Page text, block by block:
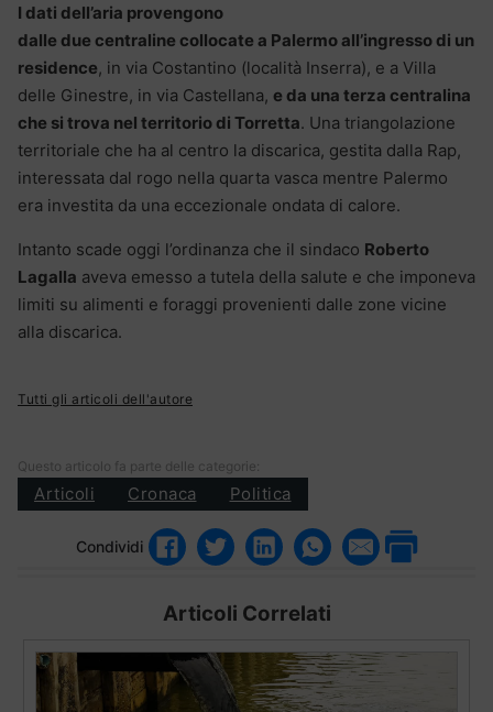
I dati dell’aria provengono
dalle due centraline collocate a Palermo all’ingresso di un
residence, in via Costantino (località Inserra), e a Villa
delle Ginestre, in via Castellana, e da una terza centralina
che si trova nel territorio di Torretta. Una triangolazione
territoriale che ha al centro la discarica, gestita dalla Rap,
interessata dal rogo nella quarta vasca mentre Palermo
era investita da una eccezionale ondata di calore.
Intanto scade oggi l’ordinanza che il sindaco Roberto
Lagalla aveva emesso a tutela della salute e che imponeva
limiti su alimenti e foraggi provenienti dalle zone vicine
alla discarica.
Tutti gli articoli dell'autore
Questo articolo fa parte delle categorie:
Articoli Cronaca Politica
Condividi
Articoli Correlati